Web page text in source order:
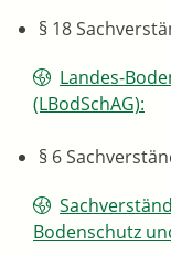
§ 18
Landes-
(LBodSchAG):
§ 6
Bodenschutz